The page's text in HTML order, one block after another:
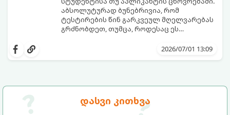
დასვი კითხვა
აბსოლუტურად ბუნებრივია, რომ
ტესტირების წინ გარკვეულ მღელვარებას
გრძნობდეთ, თუმცა, როდესაც ეს
გადადის, ის ბლოკავს ტვინის რესურსებს.
„ბლექაუტის“ ეფექტი).
მხოლოდ ცოდნის ნაკლებობით არ არის
მეცნიერული ხრიკები, რომლებიც
ტესტირებისას მაქსიმალური
კონცენტრაციის შენარჩუნებაში.
როგორ დაამარცხოთ საგამოცდო
2026/07/01 13:09